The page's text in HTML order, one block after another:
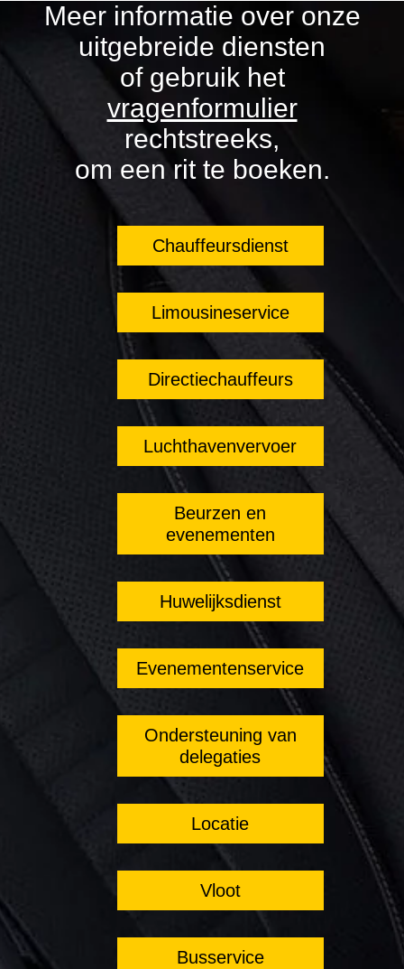
Meer informatie over onze
uitgebreide diensten
of gebruik het
vragenformulier
rechtstreeks,
om een rit te boeken.
Chauffeursdienst
Limousineservice
Directiechauffeurs
Luchthavenvervoer
Beurzen en
evenementen
Huwelijksdienst
Evenementenservice
Ondersteuning van
delegaties
Locatie
Vloot
Busservice